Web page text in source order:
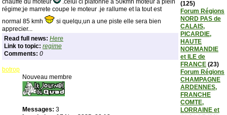
(125)
Forum Régions
NORD PAS de
CALAIS,
PICARDIE,
HAUTE
NORMANDIE
et ILE de
FRANCE (23)
Forum Régions
CHAMPAGNE
ARDENNES,
FRANCHE
COMTE,
LORRAINE et
chauffe du moteur
.celui ci plafonne a 50kmh moteur a plein
régime;je marrete coupe le moteur .je rallume et la tout est
normal 85 kmh
si quelqu,un a une piste elle sera bien
apprecier...
Read full news: Here
Link to topic: regime
Comments: 0
botrop
Nouveau membre
Messages: 3